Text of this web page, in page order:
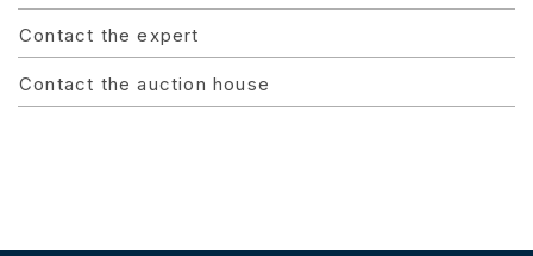
Contact the expert
Contact the auction house